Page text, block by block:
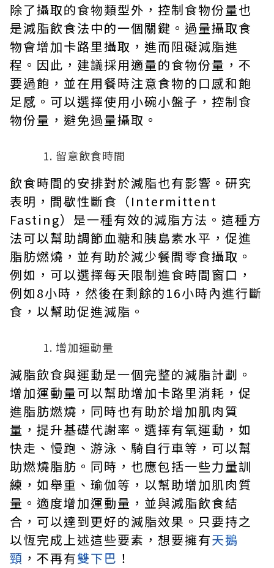
除了攝取的食物類型外，控制食物份量也
是減脂飲食法中的一個關鍵。過量攝取食
物會增加卡路里攝取，進而阻礙減脂進
程。因此，建議採用適量的食物份量，不
要過飽，並在用餐時注意食物的口感和飽
足感。可以選擇使用小碗小盤子，控制食
物份量，避免過量攝取。
留意飲食時間
飲食時間的安排對於減脂也有影響。研究
表明，間歇性斷食（Intermittent
Fasting）是一種有效的減脂方法。這種方
法可以幫助調節血糖和胰島素水平，促進
脂肪燃燒，並有助於減少餐間零食攝取。
例如，可以選擇每天限制進食時間窗口，
例如8小時，然後在剩餘的16小時內進行斷
食，以幫助促進減脂。
增加運動量
減脂飲食與運動是一個完整的減脂計劃。
增加運動量可以幫助增加卡路里消耗，促
進脂肪燃燒，同時也有助於增加肌肉質
量，提升基礎代謝率。選擇有氧運動，如
快走、慢跑、游泳、騎自行車等，可以幫
助燃燒脂肪。同時，也應包括一些力量訓
練，如舉重、瑜伽等，以幫助增加肌肉質
量。適度增加運動量，並與減脂飲食結
合，可以達到更好的減脂效果。只要持之
以恆完成上述這些要素，想要擁有天鵝
頸 ，不再有雙下巴 ！